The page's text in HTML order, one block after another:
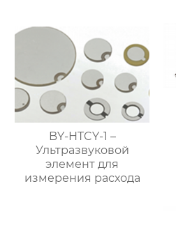
BY-HTCY-1 –
Ультразвуковой
элемент для
измерения расхода